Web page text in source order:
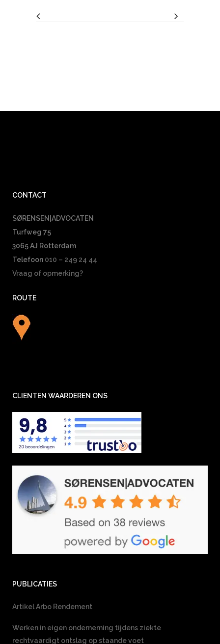
CONTACT
SØRENSEN|ADVOCATEN
Turfweg 75
3065 AJ Rotterdam
Telefoon 010 – 249 24 44
Vraag of opmerking?
ROUTE
CLIENTEN WAARDEREN ONS
PUBLICATIES
Artikel Arbo Rendement
Werken in eigen onderneming tijdens ziekte
rechtvaardigt ontslag op staande voet